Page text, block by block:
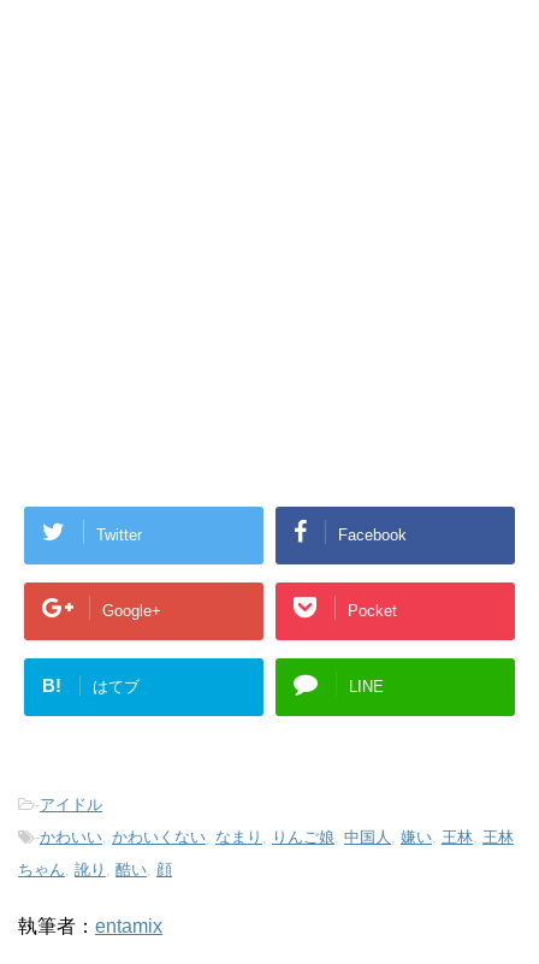
Twitter Facebook
Google+ Pocket
B! はてブ LINE
-アイドル
-かわいい かわいくない なまり りんご娘 中国人 嫌い 王林 王林
ちゃん 訛り 酷い 顔
執筆者： entamix